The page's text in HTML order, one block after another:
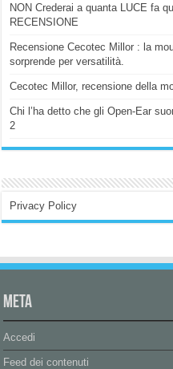
NON Crederai a quanta LUCE fa
RECENSIONE
Recensione Cecotec Millor : la
sorprende per versatilità.
Cecotec Millor, recensione della
Chi l’ha detto che gli Open-Ear
2
Privacy Policy
Meta
Accedi
Feed dei contenuti